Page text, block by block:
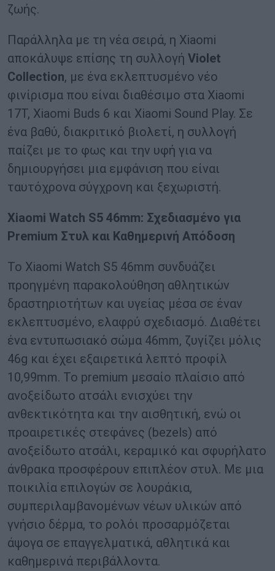
ζωής.
Παράλληλα με τη νέα σειρά, η Xiaomi
αποκάλυψε επίσης τη συλλογή Violet
Collection, με ένα εκλεπτυσμένο νέο
φινίρισμα που είναι διαθέσιμο στα Xiaomi
17T, Xiaomi Buds 6 και Xiaomi Sound Play. Σε
ένα βαθύ, διακριτικό βιολετί, η συλλογή
παίζει με το φως και την υφή για να
δημιουργήσει μια εμφάνιση που είναι
ταυτόχρονα σύγχρονη και ξεχωριστή.
Xiaomi Watch S5 46mm: Σχεδιασμένο για
Premium Στυλ και Καθημερινή Απόδοση
Το Xiaomi Watch S5 46mm συνδυάζει
προηγμένη παρακολούθηση αθλητικών
δραστηριοτήτων και υγείας μέσα σε έναν
εκλεπτυσμένο, ελαφρύ σχεδιασμό. Διαθέτει
ένα εντυπωσιακό σώμα 46mm, ζυγίζει μόλις
46g και έχει εξαιρετικά λεπτό προφίλ
10,99mm. Το premium μεσαίο πλαίσιο από
ανοξείδωτο ατσάλι ενισχύει την
ανθεκτικότητα και την αισθητική, ενώ οι
προαιρετικές στεφάνες (bezels) από
ανοξείδωτο ατσάλι, κεραμικό και σφυρήλατο
άνθρακα προσφέρουν επιπλέον στυλ. Με μια
ποικιλία επιλογών σε λουράκια,
συμπεριλαμβανομένων νέων υλικών από
γνήσιο δέρμα, το ρολόι προσαρμόζεται
άψογα σε επαγγελματικά, αθλητικά και
καθημερινά περιβάλλοντα.